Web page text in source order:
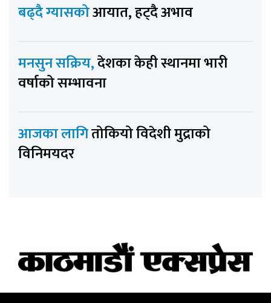
बढ्दै ग्यासकोआयात, हट्दै अभाव
मनसुन सक्रिय,देशका केही स्थानमा भारी
वर्षाको सम्भावना
आजका लागितोकियो विदेशी मुद्राको
विनिमयदर